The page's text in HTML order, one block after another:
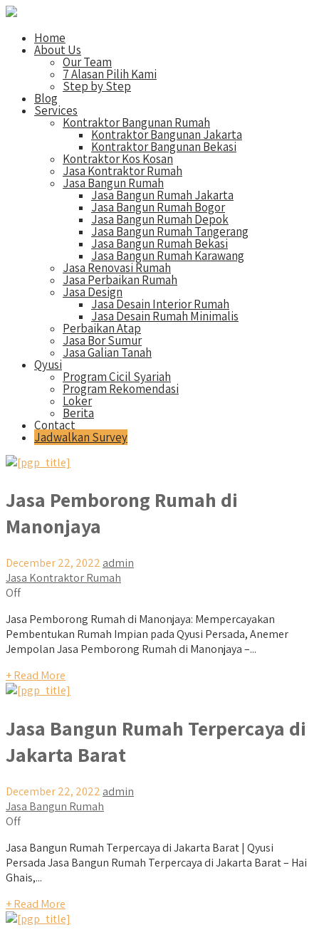
Home
About Us
Our Team
7 Alasan Pilih Kami
Step by Step
Blog
Services
Kontraktor Bangunan Rumah
Kontraktor Bangunan Jakarta
Kontraktor Bangunan Bekasi
Kontraktor Kos Kosan
Jasa Kontraktor Rumah
Jasa Bangun Rumah
Jasa Bangun Rumah Jakarta
Jasa Bangun Rumah Bogor
Jasa Bangun Rumah Depok
Jasa Bangun Rumah Tangerang
Jasa Bangun Rumah Bekasi
Jasa Bangun Rumah Karawang
Jasa Renovasi Rumah
Jasa Perbaikan Rumah
Jasa Design
Jasa Desain Interior Rumah
Jasa Desain Rumah Minimalis
Perbaikan Atap
Jasa Bor Sumur
Jasa Galian Tanah
Qyusi
Program Cicil Syariah
Program Rekomendasi
Loker
Berita
Contact
Jadwalkan Survey
Jasa Pemborong Rumah di
Manonjaya
December 22, 2022 admin
Jasa Kontraktor Rumah
Off
Jasa Pemborong Rumah di Manonjaya: Mempercayakan
Pembentukan Rumah Impian pada Qyusi Persada, Anemer
Jempolan Jasa Pemborong Rumah di Manonjaya –...
+ Read More
Jasa Bangun Rumah Terpercaya di
Jakarta Barat
December 22, 2022 admin
Jasa Bangun Rumah
Off
Jasa Bangun Rumah Terpercaya di Jakarta Barat | Qyusi
Persada Jasa Bangun Rumah Terpercaya di Jakarta Barat – Hai
Ghais,...
+ Read More